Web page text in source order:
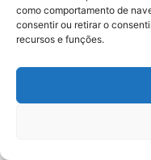
como comportamento de
consentir ou retirar o
recursos e funções.
Acidente: A
professora